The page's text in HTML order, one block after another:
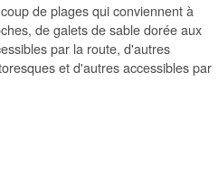
de plages qui conviennent à
de galets de sable dorée aux
par la route, d'autres
et d'autres accessibles par